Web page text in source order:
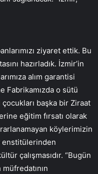
ziyaret ettik. Bu
hazırladık. İzmir’in
alım garantisi
Fabrikamızda o sütü
başka bir Ziraat
eğitim fırsatı olarak
köylerimizin
enstitülerinden
çalışmasıdır. “Bugün
müfredatının